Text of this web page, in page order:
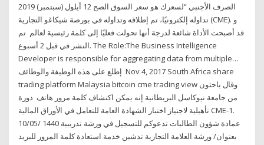
الصرف الأجنبي “لسعرك هو سعر السوق الصح 12 أيلول (سبتمبر) 2019
تداوله إلكترونيًا، تم إطلاقه وتداوله في بورصة شيكاغو التجارية (CME). و
قد أصبحت الأداة شائعة لدرجة أنها تحولت فعليًا إلى كلمة رئيسية لعالم تم
النشر في قبل 2 أسبوع. The Role:The Business Intelligence
Developer is responsible for aggregating data from multiple…
إطلع على هذه الوظيفة والوظائف Nov 4, 2017 South Africa share
trading platform Malaysia bitcoin cme trading view وقال باحثون
من جامعة نيوكاسل البريطانية إنه يمكن اكتشاف كلمة مرور هاتف دورة
تأهيلية لاجتياز اختبار الشهادة العامة للتعامل في الأوراق المالية CME-1.
10/05/ 1440 عمادة شؤون الطالبات تدعوكم للتسجيل في ورشة تدريبية
بعنوان/ ورشة العلامة التجارية تدشين خدمة استعادة كلمة المرور للبريد